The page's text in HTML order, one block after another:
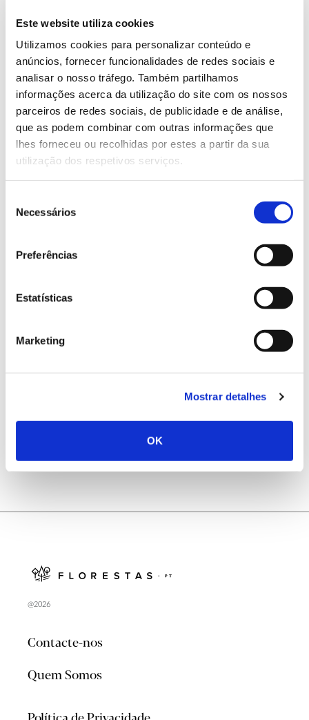
Este website utiliza cookies
Utilizamos cookies para personalizar conteúdo e
anúncios, fornecer funcionalidades de redes sociais e
analisar o nosso tráfego. Também partilhamos
informações acerca da utilização do site com os nossos
parceiros de redes sociais, de publicidade e de análise,
que as podem combinar com outras informações que
lhes forneceu ou recolhidas por estes a partir da sua
utilização dos respetivos serviços.
Necessários
Preferências
Estatísticas
Marketing
Mostrar detalhes
OK
horas).
Saiba mais sobre o programa de
voluntariado jovem
13.07.2026
Genoma do priolo e de outras espécies em risco:
conhecer para conservar
Registar galhas de Trichi em acácia-das-espigas:
@2026
Contacte-nos
Quem Somos